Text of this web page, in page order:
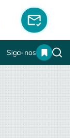
Siga-nos